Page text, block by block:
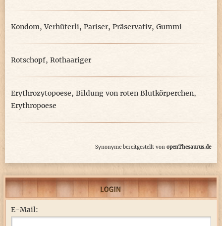
Kondom,Verhüterli, Pariser, Präservativ, Gummi
Rotschopf, Rothaariger
Erythrozytopoese, Bildung von roten Blutkörperchen,
Erythropoese
Synonyme bereitgestellt von openThesaurus.de
E-Mail: